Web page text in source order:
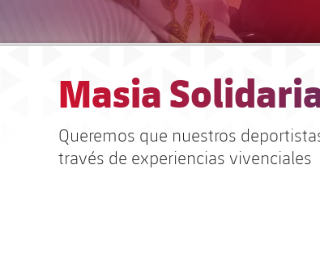
Masia
Queremos que nuestros
través de experiencias vivenciales